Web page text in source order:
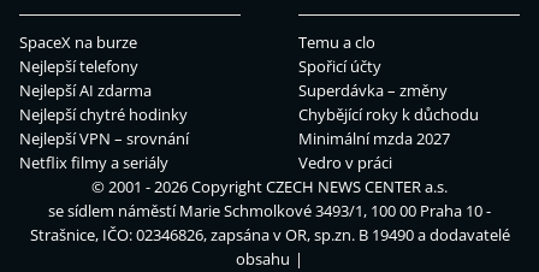
SpaceX na burze
Nejlepší telefony
Nejlepší AI zdarma
Nejlepší chytré hodinky
Nejlepší VPN – srovnání
Netflix filmy a seriály
Temu a clo
Spořicí účty
Superdávka – změny
Chybějící roky k důchodu
Minimální mzda 2027
Vedro v práci
© 2001 - 2026 CopyrightCZECH NEWS CENTER a.s.
se sídlem náměstí Marie Schmolkové 3493/1, 100 00 Praha 10 -
Strašnice, IČO: 02346826, zapsána v OR, sp.zn. B 19490 a dodavatelé
obsahu